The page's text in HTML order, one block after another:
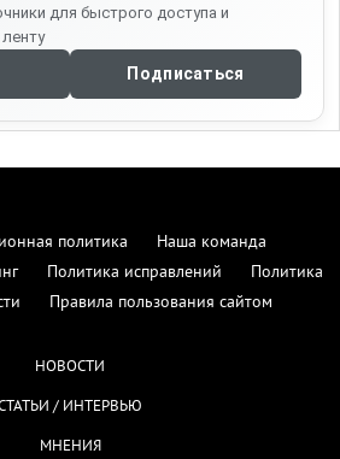
для быстрого доступа и
Подписаться
политика
Наша команда
Политика исправлений
Политика
Правила пользования сайтом
НОВОСТИ
/ ИНТЕРВЬЮ
МНЕНИЯ